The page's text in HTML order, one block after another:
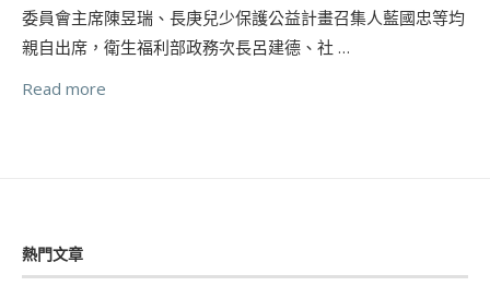
委員會主席陳昱瑞、長庚兒少保護公益計畫召集人藍國忠等均
親自出席，衛生福利部政務次長呂建德、社 …
Read more
熱門文章